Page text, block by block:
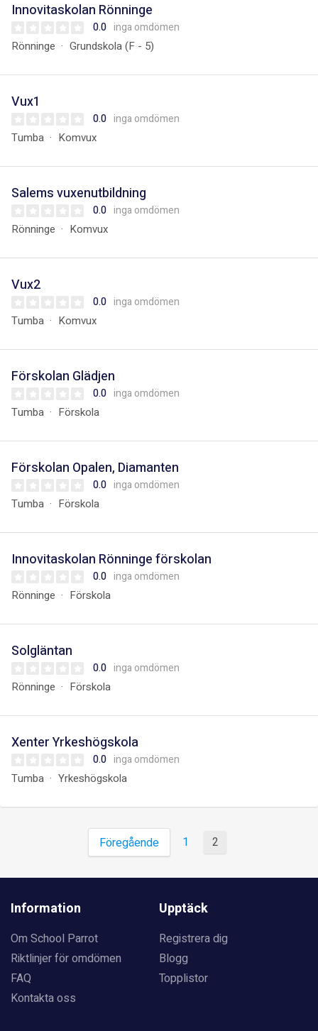
Innovitaskolan Rönninge
0.0 inga omdömen
Rönninge Grundskola (F - 5)
Vux1
0.0 inga omdömen
Tumba Komvux
Salems vuxenutbildning
0.0 inga omdömen
Rönninge Komvux
Vux2
0.0 inga omdömen
Tumba Komvux
Förskolan Glädjen
0.0 inga omdömen
Tumba Förskola
Förskolan Opalen, Diamanten
0.0 inga omdömen
Tumba Förskola
Innovitaskolan Rönninge förskolan
0.0 inga omdömen
Rönninge Förskola
Solgläntan
0.0 inga omdömen
Rönninge Förskola
Xenter Yrkeshögskola
0.0 inga omdömen
Tumba Yrkeshögskola
Föregående 1 2
Information
Om School Parrot
Riktlinjer för omdömen
FAQ
Kontakta oss
Upptäck
Registrera dig
Blogg
Topplistor